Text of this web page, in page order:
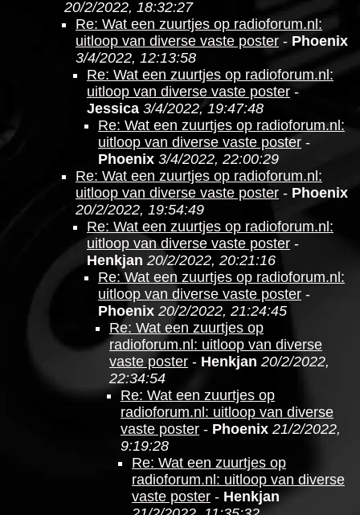
20/2/2022, 18:32:27
Re: Wat een zuurtjes op radioforum.nl:
uitloop van diverse vaste poster - Phoenix
3/4/2022, 12:13:58
Re: Wat een zuurtjes op radioforum.nl:
uitloop van diverse vaste poster -
Jessica 3/4/2022, 19:47:48
Re: Wat een zuurtjes op radioforum.nl:
uitloop van diverse vaste poster -
Phoenix 3/4/2022, 22:00:29
Re: Wat een zuurtjes op radioforum.nl:
uitloop van diverse vaste poster - Phoenix
20/2/2022, 19:54:49
Re: Wat een zuurtjes op radioforum.nl:
uitloop van diverse vaste poster -
Henkjan 20/2/2022, 20:21:16
Re: Wat een zuurtjes op radioforum.nl:
uitloop van diverse vaste poster -
Phoenix 20/2/2022, 21:24:45
Re: Wat een zuurtjes op
radioforum.nl: uitloop van diverse
vaste poster - Henkjan 20/2/2022,
22:34:54
Re: Wat een zuurtjes op
radioforum.nl: uitloop van diverse
vaste poster - Phoenix 21/2/2022,
9:19:28
Re: Wat een zuurtjes op
radioforum.nl: uitloop van diverse
vaste poster - Henkjan